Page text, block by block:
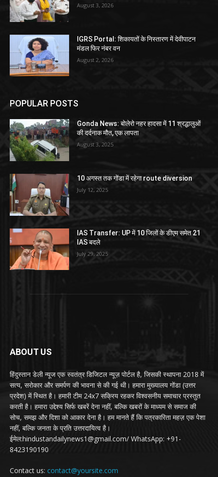
August 3, 2026
IGRS Portal: शिकायतों के निस्तारण में देवीपाटन
मंडल फिर नंबर वन
August 2, 2026
POPULAR POSTS
Gonda News: बोलेरो नहर हादसा में 11 श्रद्धालुओं
की दर्दनाक मौत, एक लापता
August 3, 2025
10 अगस्त तक गोंडा में रहेगा route diversion
July 12, 2025
IAS Transfer: UP में 10 जिलों के डीएम समेत 21
IAS बदले
July 29, 2025
ABOUT US
हिंदुस्तान डेली न्यूज एक स्वतंत्र डिजिटल न्यूज़ पोर्टल है, जिसकी स्थापना 2018 में
सत्य, सरोकार और समर्पण की भावना से की गई थी। हमारा मुख्यालय गोंडा (उत्तर
प्रदेश) में स्थित है। हमारी टीम 24x7 सक्रिय रहकर विश्वसनीय समाचार प्रस्तुत
करती है। हमारा उद्देश्य सिर्फ खबरें देना नहीं, बल्कि खबरों के माध्यम से समाज की
सोच, समझ और दिशा को आकार देना है। हम मानते हैं कि पत्रकारिता महज़ एक पेशा
नहीं, बल्कि जनता के प्रति उत्तरदायित्व है।
ईमेल:hindustandailynews1@gmail.com/ WhatsApp: +91-
8423190190
Contact us: contact@yoursite.com